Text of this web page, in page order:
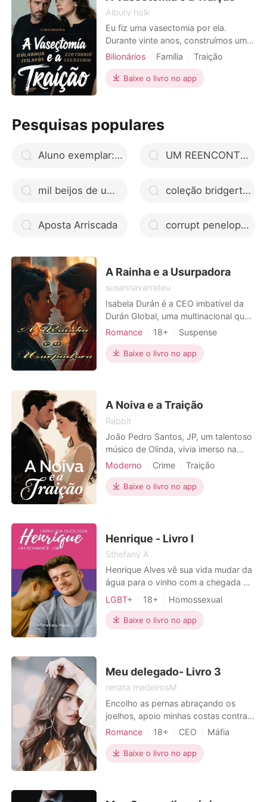
Albury holk
Eu fiz uma vasectomia por ela.
Durante vinte anos, construímos um
império do zero, com ela sempre
tolo apaixonado, acreditei. Então, um
dia, ela simplesmente jogou um
herdeiros 51% da empresa a Lucas
Bilionários Família
Traição
Divórcio
CEO Gêmeos
Baixe o livro no app
Pesquisas populares
Aluno exemplar: Série exemplar google drive UM REENCONTRO COM O PASSADO
mil beijos de um garoto google drive coleção bridgerton ler online
Aposta Arriscada corrupt penelope douglas ler online grátis
A Rainha e a Usurpadora
susannavarreteu
Isabela Durán é a CEO imbatível da
Durán Global, uma multinacional que
há anos domina o setor imobiliário.
uma jovem empresária audaciosa e
de táticas inovadoras, surge com
para Isabela. Entre negociações
Romance 18+
Suspense
Traição
Amor forçado
Medroso
Medrosa
Baixe o livro no app
A Noiva e a Traição
Rabbit
João Pedro Santos, JP, um talentoso
músico de Olinda, vivia imerso na
melodia do seu cavaquinho,
Isabella Albuquerque Menezes, Isa,
uma rica herdeira do Recife. Sua
um terrível acidente de buggy em
Nata
Moderno Crime
Traição
Vingança
Armadilha
Baixe o livro no app
Henrique - Livro I
Sthefany A.
Henrique Alves vê sua vida mudar da
água para o vinho com a chegada da
Aluna nova em seu último ano do
em um colégio de elite em São Paulo,
considerado o mais inteligente e com
Henrique verá tudo a
LGBT+ 18+ Homossexual
Baixe o livro no app
Meu delegado- Livro 3
renata medeirosM
Encolho as pernas abraçando os
joelhos, apoio minhas costas contra o
azulejo frio da parede. Fecho os
lágrimas que descem por meu rosto.
Só peço que pare, por favor. Mais,
Romance 18+ CEO
Máfia
Paixão / Erótica
Baixe o livro no app